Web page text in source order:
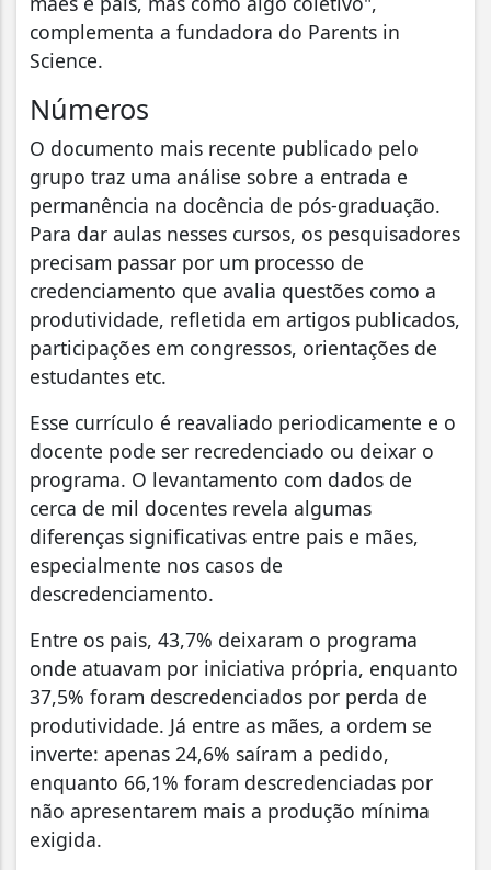
complementa a fundadora do Parents in
Science.
Números
O documento mais recente publicado pelo
grupo traz uma análise sobre a entrada e
permanência na docência de pós-graduação.
Para dar aulas nesses cursos, os pesquisadores
precisam passar por um processo de
credenciamento que avalia questões como a
produtividade, refletida em artigos publicados,
participações em congressos, orientações de
estudantes etc.
Esse currículo é reavaliado periodicamente e o
docente pode ser recredenciado ou deixar o
programa. O levantamento com dados de
cerca de mil docentes revela algumas
diferenças significativas entre pais e mães,
especialmente nos casos de
descredenciamento.
Entre os pais, 43,7% deixaram o programa
onde atuavam por iniciativa própria, enquanto
37,5% foram descredenciados por perda de
produtividade. Já entre as mães, a ordem se
inverte: apenas 24,6% saíram a pedido,
enquanto 66,1% foram descredenciadas por
não apresentarem mais a produção mínima
exigida.